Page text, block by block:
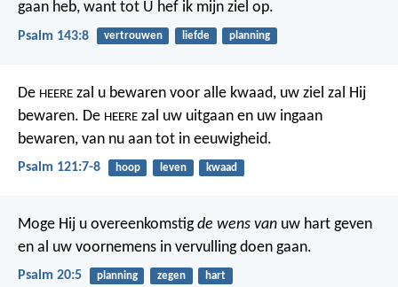
gaan heb, want tot U hef ik mijn ziel op.
Psalm 143:8 vertrouwen liefde planning
De HEERE zal u bewaren voor alle kwaad, uw ziel zal Hij
bewaren. De HEERE zal uw uitgaan en uw ingaan
bewaren, van nu aan tot in eeuwigheid.
Psalm 121:7-8 hoop leven kwaad
Moge Hij u overeenkomstigde wens van uw hart geven
en al uw voornemens in vervulling doen gaan.
Psalm 20:5 planning zegen hart